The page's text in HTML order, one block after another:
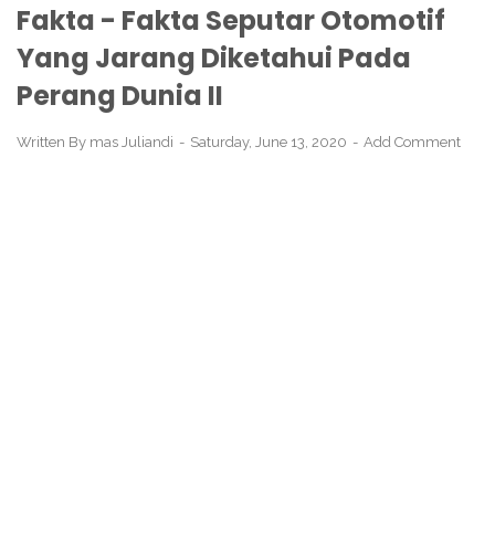
Fakta - Fakta Seputar Otomotif
Yang Jarang Diketahui Pada
Perang Dunia II
Written By mas Juliandi Saturday, June 13, 2020 Add Comment